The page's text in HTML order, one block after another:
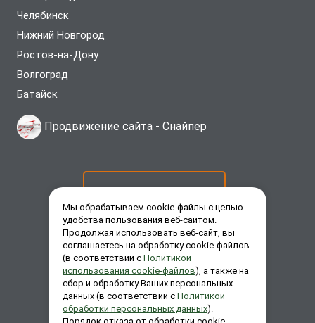
Челябинск
Нижний Новгород
Ростов-на-Дону
Волгоград
Батайск
Продвижение сайта - Снайпер
ЗАКАЗАТЬ ЗВОНОК
ЗАДАТЬ ВОПРОС
Мы обрабатываем cookie-файлы с целью
удобства пользования веб-сайтом.
Продолжая использовать веб-сайт, вы
соглашаетесь на обработку cookie-файлов
(в соответствии с Политикой
использования cookie-файлов), а также на
сбор и обработку Ваших персональных
данных (в соответствии с Политикой
обработки персональных данных).